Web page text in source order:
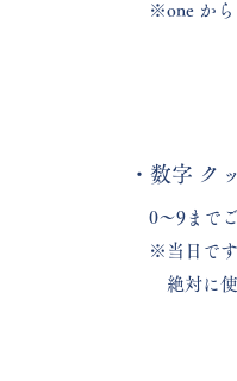
​※one から
・数字 ク
0〜9まで
※当日です
絶対に使